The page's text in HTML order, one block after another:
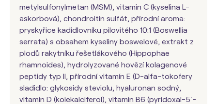
metylsulfonylmetan (MSM), vitamin C (kyselina L-
askorbová), chondroitin sulfát, přírodní aroma:
pryskyřice kadidlovníku pilovitého 10:1 (Boswellia
serrata) s obsahem kyseliny boswelové, extrakt z
plodů rakytníku řešetlákového (Hippophae
rhamnoides), hydrolyzované hovězí kolagenové
peptidy typ II, přírodní vitamín E (D-alfa-tokofery
sladidlo: glykosidy steviolu, hyaluronan sodný,
vitamin D (kolekalciferol), vitamin B6 (pyridoxal-5'-